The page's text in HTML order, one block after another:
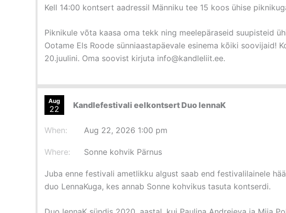
Kell 14:00 kontsert aadressil Männiku tee 15 koos ühise
Piknikule võta kaasa oma tekk ning meelepäraseid suupisteid
Ootame Els Roode sünniaastapäevale esinema kõiki soovijaid!
20.juulini. Oma soovist kirjuta info@kandleliit.ee.
Aug
22 Kandlefestivali eelkontsert Duo lennaK
When: Aug 22, 2026 1:00 pm
Where: Sonne kohvik Pärnus
Juba enne festivali ametlikku algust saab end festivalilainele
duo LennaKuga, kes annab Sonne kohvikus tasuta kontserdi.